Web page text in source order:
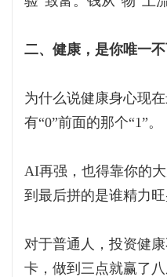
二、健康，是你唯一
为什么说健康身心现
有“0”前面的那个“1”。
AI再强，也得靠你的
到最后拼的是谁精力
对于普通人，投资健
卡，做到三点就赢了八